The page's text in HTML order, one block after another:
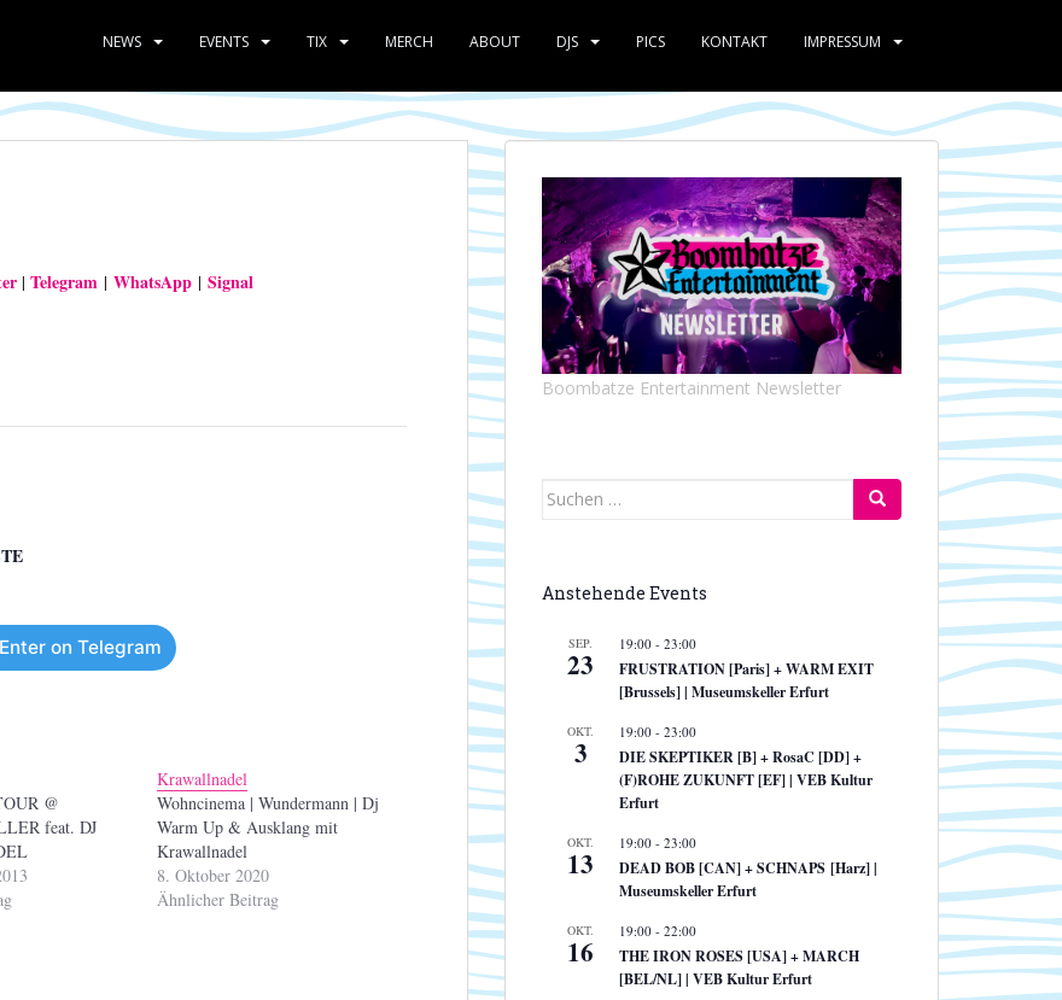
NEWS EVENTS TIX MERCH ABOUT DJS PICS KONTAKT IMPRESSUM
| Telegram | WhatsApp | Signal
on Telegram
@
feat. DJ
Krawallnadel
Wohncinema | Wundermann | Dj
Warm Up & Ausklang mit
Krawallnadel
8. Oktober 2020
Ähnlicher Beitrag
Boombatze Entertainment Newsletter
Suchen
Anstehende Events
SEP.
23
19:00 - 23:00
FRUSTRATION [Paris] + WARM EXIT
[Brussels] | Museumskeller Erfurt
OKT.
3
19:00 - 23:00
DIE SKEPTIKER [B] + RosaC [DD] +
(F)ROHE ZUKUNFT [EF] | VEB Kultur
Erfurt
OKT.
13
19:00 - 23:00
DEAD BOB [CAN] + SCHNAPS [Harz] |
Museumskeller Erfurt
OKT.
16
19:00 - 22:00
THE IRON ROSES [USA] + MARCH
[BEL/NL] | VEB Kultur Erfurt